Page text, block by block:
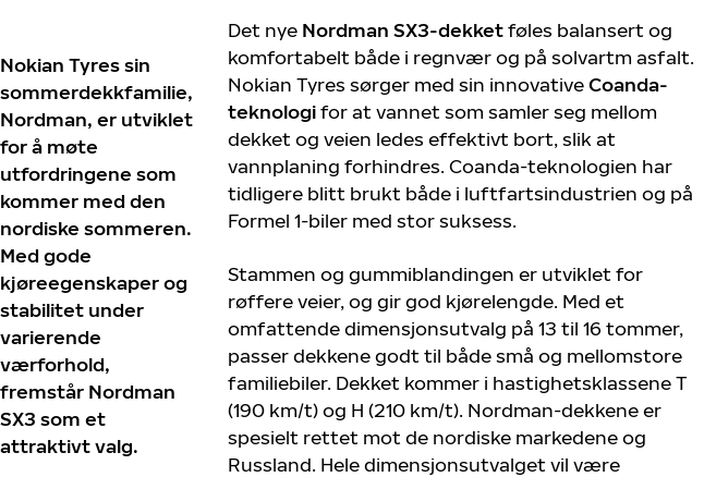
Nokian Tyres sin
sommerdekkfamilie,
Nordman, er utviklet
for å møte
utfordringene som
kommer med den
nordiske sommeren.
Med gode
kjøreegenskaper og
stabilitet under
varierende
værforhold,
fremstår Nordman
SX3 som et
attraktivt valg.
Det nye Nordman SX3-dekketføles balansert og
komfortabelt både i regnvær og på solvartm asfalt.
Nokian Tyres sørger med sin innovativeCoanda-
teknologifor at vannet som samler seg mellom
dekket og veien ledes effektivt bort, slik at
vannplaning forhindres. Coanda-teknologien har
tidligere blitt brukt både i luftfartsindustrien og på
Formel 1-biler med stor suksess.
Stammen og gummiblandingen er utviklet for
røffere veier, og gir god kjørelengde. Med et
omfattende dimensjonsutvalg på 13 til 16 tommer,
passer dekkene godt til både små og mellomstore
familiebiler. Dekket kommer i hastighetsklassene T
(190 km/t) og H (210 km/t). Nordman-dekkene er
spesielt rettet mot de nordiske markedene og
Russland. Hele dimensjonsutvalget vil være